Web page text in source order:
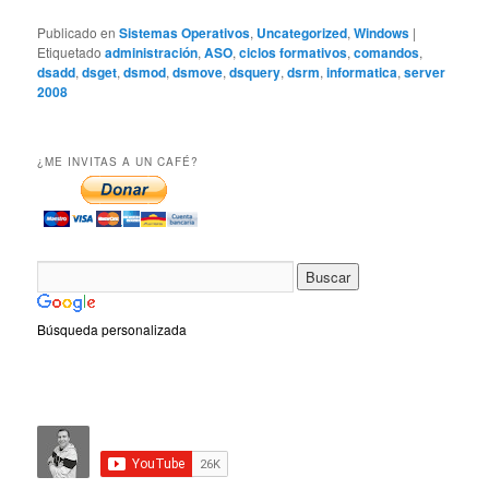
Publicado en Sistemas Operativos, Uncategorized,Windows |
Etiquetado administración,ASO,ciclos formativos,comandos,
dsadd,dsget,dsmod,dsmove,dsquery,dsrm,informatica,server
2008
¿ME INVITAS A UN CAFÉ?
Búsqueda personalizada